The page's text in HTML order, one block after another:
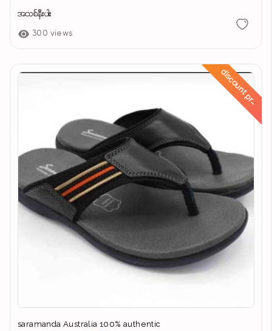
အသစ်နီးပါး
300 views
d
i
s
c
o
u
n
t
p
r
i
c
e
saramanda Australia 100% authentic